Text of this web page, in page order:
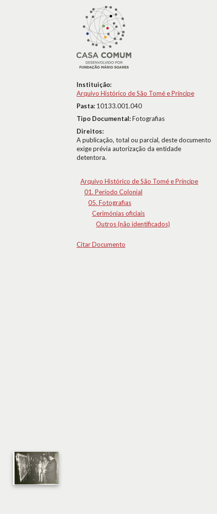
Instituição:
Arquivo Histórico de São Tomé e Príncipe
Pasta: 10133.001.040
Tipo Documental:Fotografias
Direitos:
A publicação, total ou parcial, deste documento
exige prévia autorização da entidade
detentora.
Arquivo Histórico de São Tomé e Príncipe
01. Período Colonial
05. Fotografias
Cerimónias oficiais
Outros (não identificados)
Citar Documento